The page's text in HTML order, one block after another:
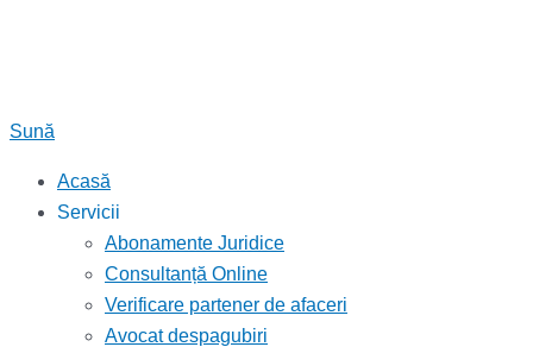
Sună
Acasă
Servicii
Abonamente Juridice
Consultanță Online
Verificare partener de afaceri
Avocat despagubiri